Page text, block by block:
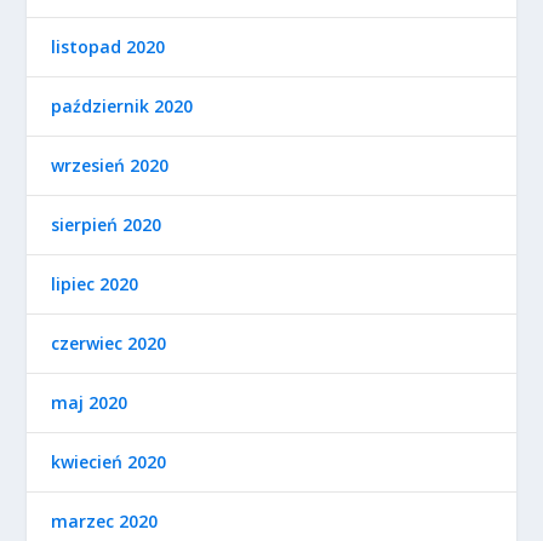
listopad 2020
październik 2020
wrzesień 2020
sierpień 2020
lipiec 2020
czerwiec 2020
maj 2020
kwiecień 2020
marzec 2020